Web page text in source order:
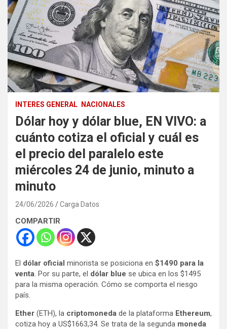
INTERES GENERAL NACIONALES
Dólar hoy y dólar blue, EN VIVO: a
cuánto cotiza el oficial y cuál es
el precio del paralelo este
miércoles 24 de junio, minuto a
minuto
24/06/2026 Carga Datos
COMPARTIR
El dólar oficial minorista se posiciona en $1490 para la
venta . Por su parte, el dólar blue se ubica en los $1495
para la misma operación. Cómo se comporta el riesgo
país.
Ether (ETH), la criptomoneda de la plataforma Ethereum,
cotiza hoy a US$1663,34. Se trata de la segunda moneda